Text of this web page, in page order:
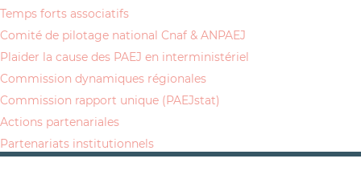
Temps forts associatifs
Comité de pilotage national Cnaf & ANPAEJ
Plaider la cause des PAEJ en interministériel
Commission dynamiques régionales
Commission rapport unique (PAEJstat)
Actions partenariales
Partenariats institutionnels